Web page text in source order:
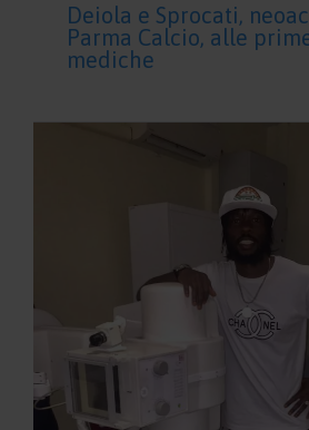
Deiola e Sprocati,
Parma Calcio, alle
mediche